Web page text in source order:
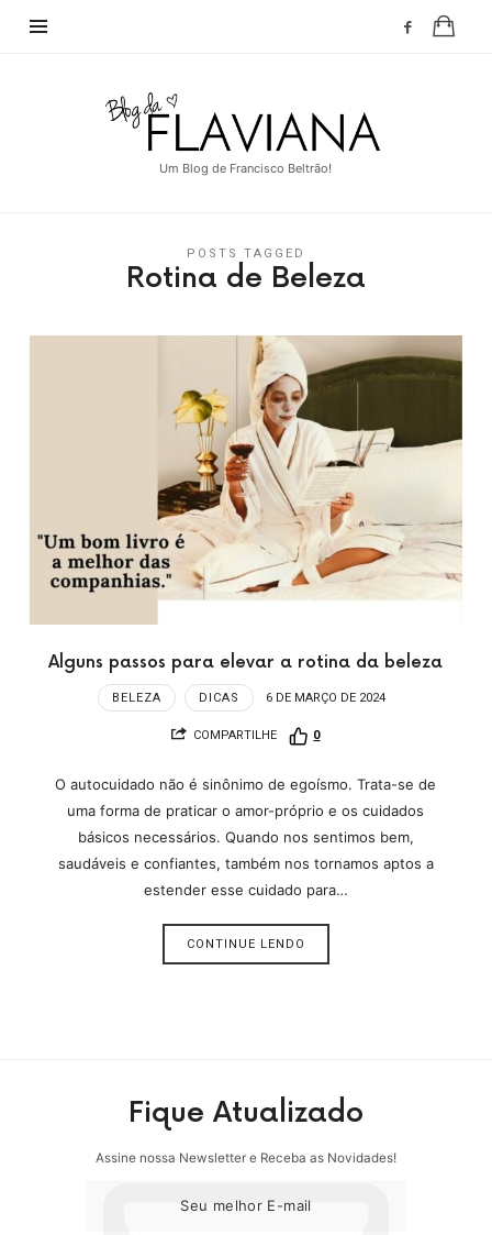
Blog
da
FlavianaUm Blog de Francisco Beltrão!
POSTS TAGGED
Rotina de Beleza
Alguns passos para elevar a rotina da beleza
BELEZA DICAS 6 DE MARÇO DE 2024
COMPARTILHE 0
O autocuidado não é sinônimo de egoísmo. Trata-se de
uma forma de praticar o amor-próprio e os cuidados
básicos necessários. Quando nos sentimos bem,
saudáveis e confiantes, também nos tornamos aptos a
estender esse cuidado para…
CONTINUE LENDO
Fique Atualizado
Assine nossa Newsletter e Receba as Novidades!